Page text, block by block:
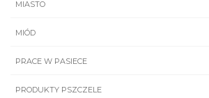
MIASTO
MIÓD
PRACE W PASIECE
PRODUKTY PSZCZELE